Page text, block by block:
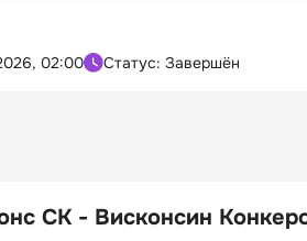
02:00 Статус: Завершён
СК - Висконсин